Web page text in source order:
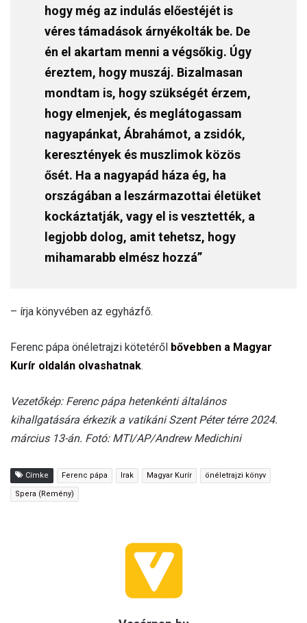
hogy még az indulás előestéjét is
véres támadások árnyékolták be. De
én el akartam menni a végsőkig. Úgy
éreztem, hogy muszáj. Bizalmasan
mondtam is, hogy szükségét érzem,
hogy elmenjek, és meglátogassam
nagyapánkat, Ábrahámot, a zsidók,
keresztények és muszlimok közös
ősét. Ha a nagyapád háza ég, ha
országában a leszármazottai életüket
kockáztatják, vagy el is vesztették, a
legjobb dolog, amit tehetsz, hogy
mihamarabb elmész hozzá”
– írja könyvében az egyházfő.
Ferenc pápa önéletrajzi kötetéről bővebben a Magyar
Kurír oldalán olvashatnak.
Vezetőkép: Ferenc pápa hetenkénti általános
kihallgatására érkezik a vatikáni Szent Péter térre 2024.
március 13-án. Fotó: MTI/AP/Andrew Medichini
Címke Ferenc pápa Irak Magyar Kurír önéletrajzi könyv
Spera (Remény)